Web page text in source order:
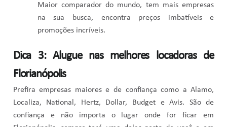
Maior comparador do mundo, tem mais empresas
na sua busca, encontra preços imbatíveis e
promoções incríveis.
Dica 3: Alugue nas melhores locadoras de
Florianópolis
Prefira empresas maiores e de confiança como a Alamo,
Localiza, National, Hertz, Dollar, Budget e Avis. São de
confiança e não importa o lugar onde for ficar em